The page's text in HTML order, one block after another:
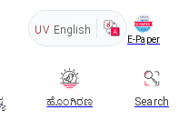
UV English
E-Paper
ಹೊಂಗಿರಣ Search